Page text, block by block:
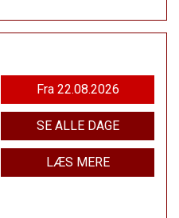
Fra 22.08.2026
SE ALLE DAGE
LÆS MERE